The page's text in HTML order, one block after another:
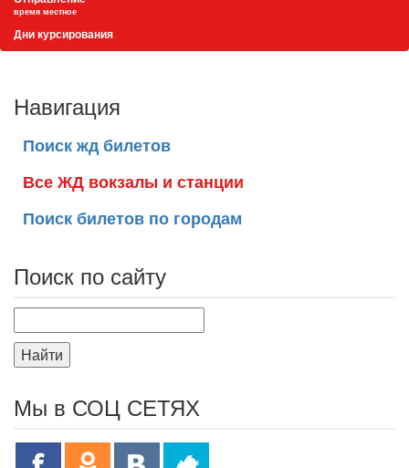
время местное
Дни курсирования
Навигация
Поиск жд билетов
Все ЖД вокзалы и станции
Поиск билетов по городам
Поиск по сайту
Найти
Мы в СОЦ СЕТЯХ